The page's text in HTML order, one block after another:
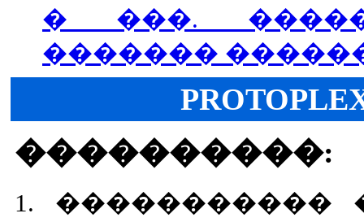
� ���.
�������
����������:
1. �����������